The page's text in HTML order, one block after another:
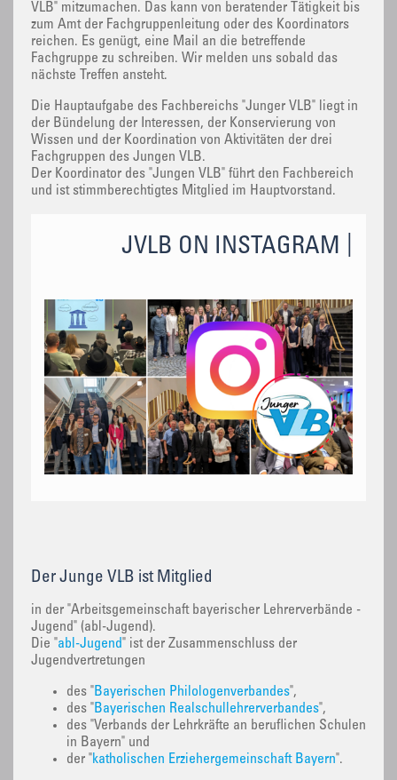
VLB" mitzumachen. Das kann von beratender Tätigkeit bis
zum Amt der Fachgruppenleitung oder des Koordinators
reichen. Es genügt, eine Mail an die betreffende
Fachgruppe zu schreiben. Wir melden uns sobald das
nächste Treffen ansteht.
Die Hauptaufgabe des Fachbereichs "Junger VLB" liegt in
der Bündelung der Interessen, der Konservierung von
Wissen und der Koordination von Aktivitäten der drei
Fachgruppen des Jungen VLB.
Der Koordinator des "Jungen VLB" führt den Fachbereich
und ist stimmberechtigtes Mitglied im Hauptvorstand.
JVLB ON INSTAGRAM
Der Junge VLB ist Mitglied
in der "Arbeitsgemeinschaft bayerischer Lehrerverbände -
Jugend" (abl-Jugend).
Die "abl-Jugend" ist der Zusammenschluss der
Jugendvertretungen
des "Bayerischen Philologenverbandes",
des "Bayerischen Realschullehrerverbandes",
des "Verbands der Lehrkräfte an beruflichen Schulen
in Bayern" und
der "katholischen Erziehergemeinschaft Bayern".